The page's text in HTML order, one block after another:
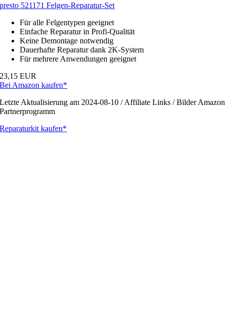
presto 521171 Felgen-Reparatur-Set
Für alle Felgentypen geeignet
Einfache Reparatur in Profi-Qualität
Keine Demontage notwendig
Dauerhafte Reparatur dank 2K-System
Für mehrere Anwendungen geeignet
23,15 EUR
Bei Amazon kaufen*
Letzte Aktualisierung am 2024-08-10 / Affiliate Links / Bilder Amazon
Partnerprogramm
Reparaturkit kaufen*